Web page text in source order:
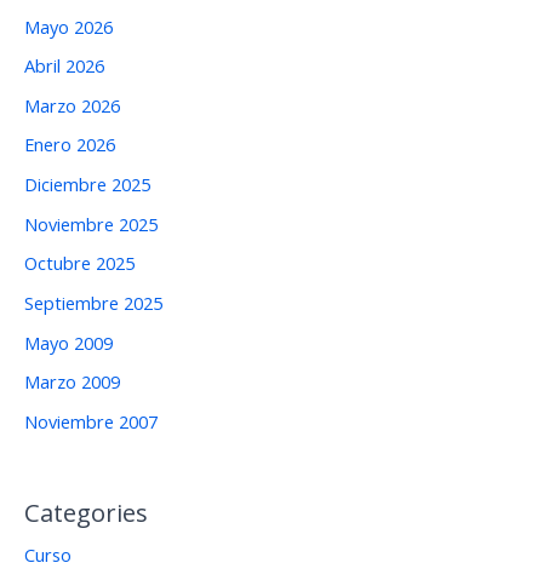
Mayo 2026
Abril 2026
Marzo 2026
Enero 2026
Diciembre 2025
Noviembre 2025
Octubre 2025
Septiembre 2025
Mayo 2009
Marzo 2009
Noviembre 2007
Categories
Curso